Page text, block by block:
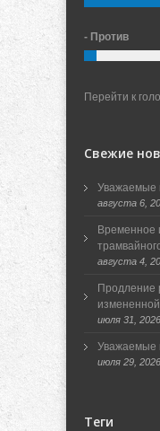
- Против
Перейти к
Свежие
Уважаемые
августа 6,
Временное
августа 4,
июля 31, 2026
Уважаемые
июля 29, 2026
Теги